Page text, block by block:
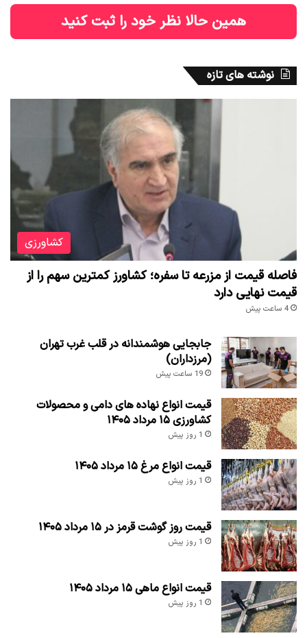
همین حالا نظر خود را ثبت کنید
نوشته های تازه
کشاورزی
فاصله قیمت از مزرعه تا سفره؛ کشاورز کمترین سهم را از
قیمت نهایی دارد
4 ساعت پیش
جابجایی هوشمندانه در قلب غرب تهران
(مرزداران)
19 ساعت پیش
قیمت انواع نهاده های دامی و محصولات
کشاورزی ۱۵ مرداد ۱۴۰۵
1 روز پیش
قیمت انواع مرغ ۱۵ مرداد ۱۴۰۵
1 روز پیش
قیمت روز گوشت قرمز در ۱۵ مرداد ۱۴۰۵
1 روز پیش
قیمت انواع ماهی ۱۵ مرداد ۱۴۰۵
1 روز پیش